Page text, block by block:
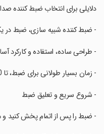
‏دلایلی برای انتخاب ضبط کننده
‏- ضبط کننده شبیه سازی، ضبط در
‏- طراحی ساده، استفاده و کارکرد
‏- زمان بسیار طولانی برای ضبط، تا 3000 ساعت
‏- شروع سریع و تعلیق ضبط
‏- ضبط را پس از اتمام پخش کنید و